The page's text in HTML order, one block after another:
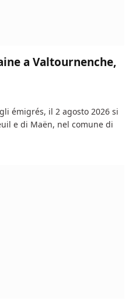
a Valtournenche,
émigrés, il 2 agosto 2026 si
e di Maën, nel comune di